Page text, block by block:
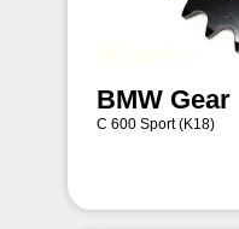
BMW Gear
C 600 Sport (K18)